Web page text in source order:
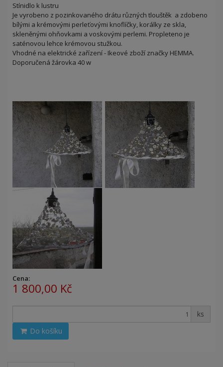
Stínidlo k lustru
Je vyrobeno z pozinkovaného drátu různých tlouštěk a zdobeno
bílými a krémovými perleťovými knoflíčky, korálky ze skla,
skleněnými ohňovkami a voskovými perlemi. Propleteno je
saténovou lehce krémovou stužkou.
Vhodné na elektrické zařízení - Ikeové zboží značky HEMMA.
Doporučená žárovka 40 w
Cena:
1 800,00 Kč
ks
Do košíku